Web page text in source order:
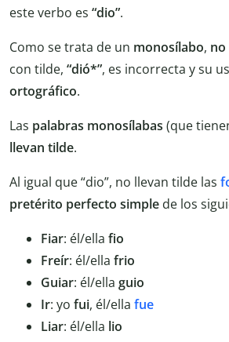
este verbo es “dio”.
Como se trata de un monosílabo, no
con tilde, “dió*”, es incorrecta y su
ortográfico.
Las palabras monosílabas (que
llevan tilde.
Al igual que “dio”, no llevan tilde las
pretérito perfecto simple de los
Fiar: él/ella fio
Freír: él/ella frio
Guiar: él/ella guio
Ir: yo fui, él/ella fue
Liar: él/ella lio